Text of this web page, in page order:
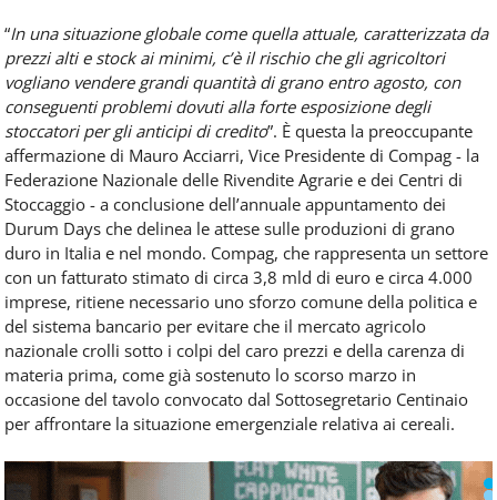
“In una situazione globale come quella attuale, caratterizzata da
prezzi alti e stock ai minimi, c’è il rischio che gli agricoltori
vogliano vendere grandi quantità di grano entro agosto, con
conseguenti problemi dovuti alla forte esposizione degli
stoccatori per gli anticipi di credito”. È questa la preoccupante
affermazione di Mauro Acciarri, Vice Presidente di Compag - la
Federazione Nazionale delle Rivendite Agrarie e dei Centri di
Stoccaggio - a conclusione dell’annuale appuntamento dei
Durum Days che delinea le attese sulle produzioni di grano
duro in Italia e nel mondo. Compag, che rappresenta un settore
con un fatturato stimato di circa 3,8 mld di euro e circa 4.000
imprese, ritiene necessario uno sforzo comune della politica e
del sistema bancario per evitare che il mercato agricolo
nazionale crolli sotto i colpi del caro prezzi e della carenza di
materia prima, come già sostenuto lo scorso marzo in
occasione del tavolo convocato dal Sottosegretario Centinaio
per affrontare la situazione emergenziale relativa ai cereali.